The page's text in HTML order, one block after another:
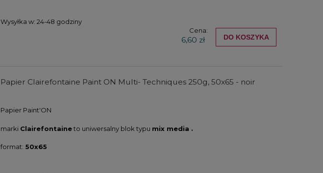
Wysyłka w: 24-48 godziny
Cena:
6,60 zł DO KOSZYKA
Papier Clairefontaine Paint ON Multi- Techniques 250g, 50x65 - noir
Papier Paint'ON
marki Clairefontaineto uniwersalny blok typu mix media .
format: 50x65